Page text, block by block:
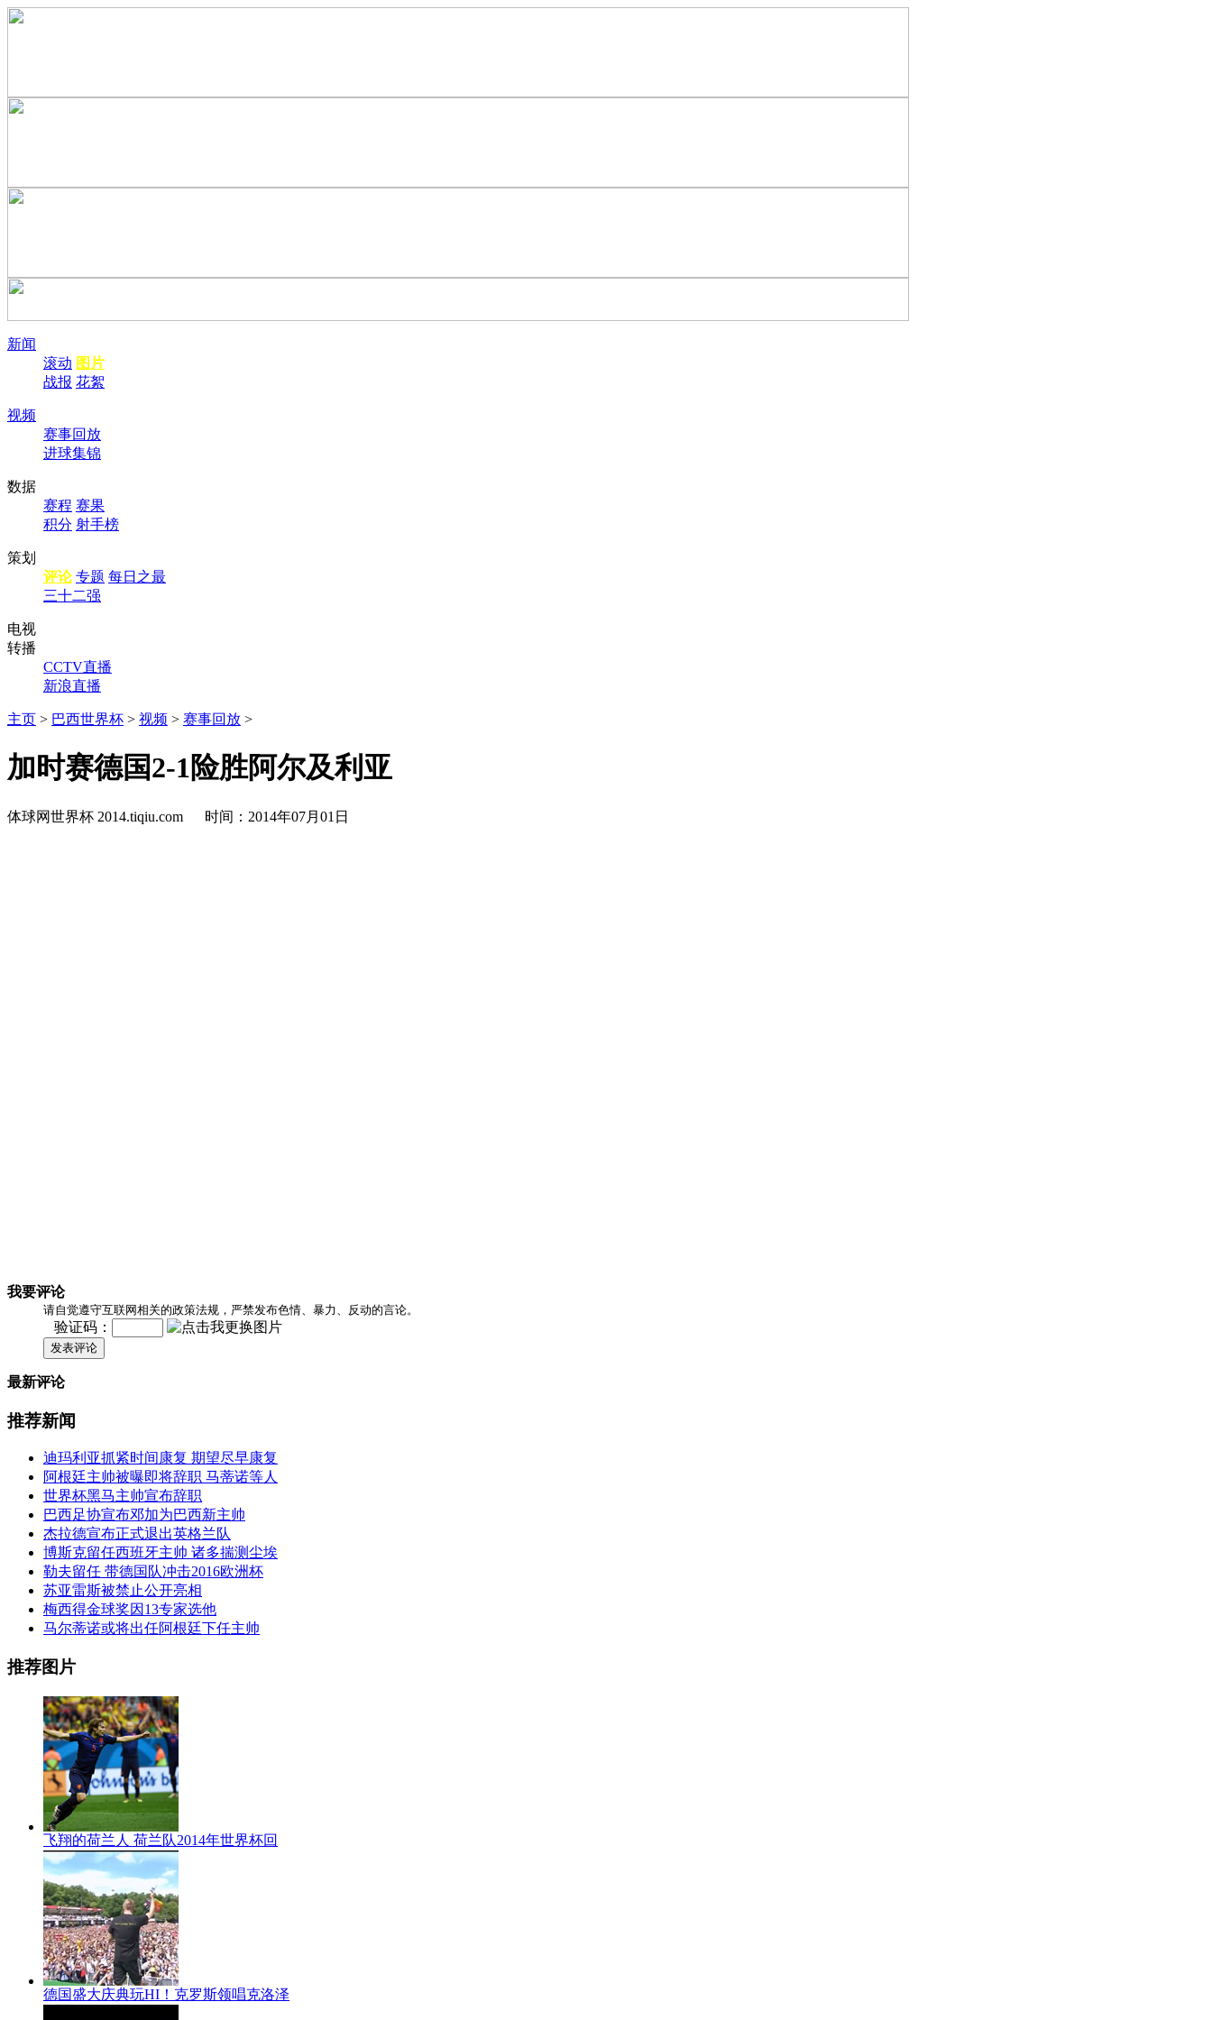
新闻
滚动 图片
战报 花絮
视频
赛事回放
进球集锦
数据
赛程 赛果
积分 射手榜
策划
评论 专题 每日之最
三十二强
电视
转播
CCTV直播
新浪直播
主页 > 巴西世界杯 > 视频 > 赛事回放 >
加时赛德国2-1险胜阿尔及利亚
体球网世界杯 2014.tiqiu.com 时间：2014年07月01日
我要评论
请自觉遵守互联网相关的政策法规，严禁发布色情、暴力、反动的言论。
验证码：
发表评论
最新评论
推荐新闻
迪玛利亚抓紧时间康复 期望尽早康复
阿根廷主帅被曝即将辞职 马蒂诺等人
世界杯黑马主帅宣布辞职
巴西足协宣布邓加为巴西新主帅
杰拉德宣布正式退出英格兰队
博斯克留任西班牙主帅 诸多揣测尘埃
勒夫留任 带德国队冲击2016欧洲杯
苏亚雷斯被禁止公开亮相
梅西得金球奖因13专家选他
马尔蒂诺或将出任阿根廷下任主帅
推荐图片
飞翔的荷兰人 荷兰队2014年世界杯回
德国盛大庆典玩HI！克罗斯领唱克洛泽